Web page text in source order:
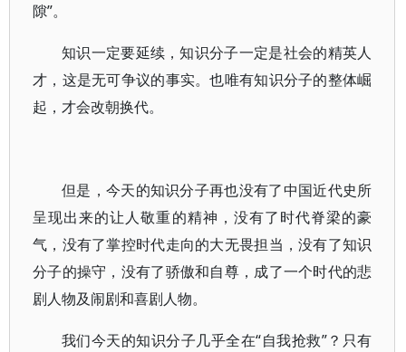
隙”。
知识一定要延续，知识分子一定是社会的精英人
才，这是无可争议的事实。也唯有知识分子的整体崛
起，才会改朝换代。
但是，今天的知识分子再也没有了中国近代史所
呈现出来的让人敬重的精神，没有了时代脊梁的豪
气，没有了掌控时代走向的大无畏担当，没有了知识
分子的操守，没有了骄傲和自尊，成了一个时代的悲
剧人物及闹剧和喜剧人物。
我们今天的知识分子几乎全在“自我抢救”？只有